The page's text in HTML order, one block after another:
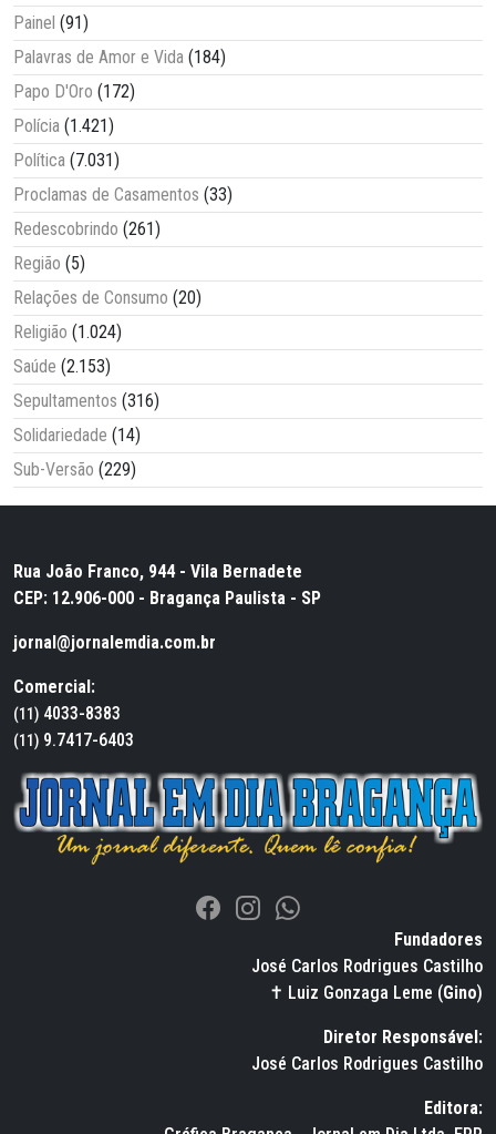
Painel (91)
Palavras de Amor e Vida (184)
Papo D'Oro (172)
Polícia (1.421)
Política (7.031)
Proclamas de Casamentos (33)
Redescobrindo (261)
Região (5)
Relações de Consumo (20)
Religião (1.024)
Saúde (2.153)
Sepultamentos (316)
Solidariedade (14)
Sub-Versão (229)
Rua João Franco, 944 - Vila Bernadete
CEP: 12.906-000 - Bragança Paulista - SP
jornal@jornalemdia.com.br
Comercial:
(11) 4033-8383
(11) 9.7417-6403
Fundadores
José Carlos Rodrigues Castilho
✝ Luiz Gonzaga Leme (Gino)
Diretor Responsável:
José Carlos Rodrigues Castilho
Editora: